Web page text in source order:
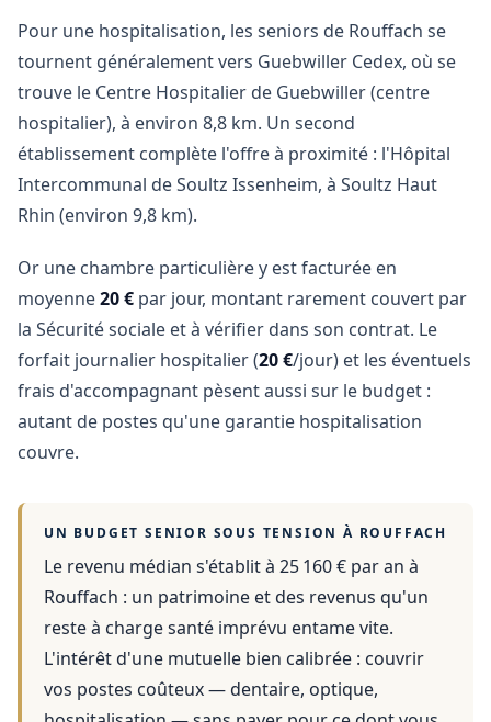
Pour une hospitalisation, les seniors de Rouffach se
tournent généralement vers Guebwiller Cedex, où se
trouve le Centre Hospitalier de Guebwiller (centre
hospitalier), à environ 8,8 km. Un second
établissement complète l'offre à proximité : l'Hôpital
Intercommunal de Soultz Issenheim, à Soultz Haut
Rhin (environ 9,8 km).
Or une chambre particulière y est facturée en
moyenne20 € par jour, montant rarement couvert par
la Sécurité sociale et à vérifier dans son contrat. Le
forfait journalier hospitalier (20 €/jour) et les éventuels
frais d'accompagnant pèsent aussi sur le budget :
autant de postes qu'une garantie hospitalisation
couvre.
UN BUDGET SENIOR SOUS TENSION À ROUFFACH
Le revenu médian s'établit à 25 160 € par an à
Rouffach : un patrimoine et des revenus qu'un
reste à charge santé imprévu entame vite.
L'intérêt d'une mutuelle bien calibrée : couvrir
vos postes coûteux — dentaire, optique,